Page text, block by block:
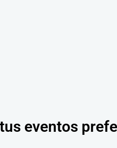
eventos